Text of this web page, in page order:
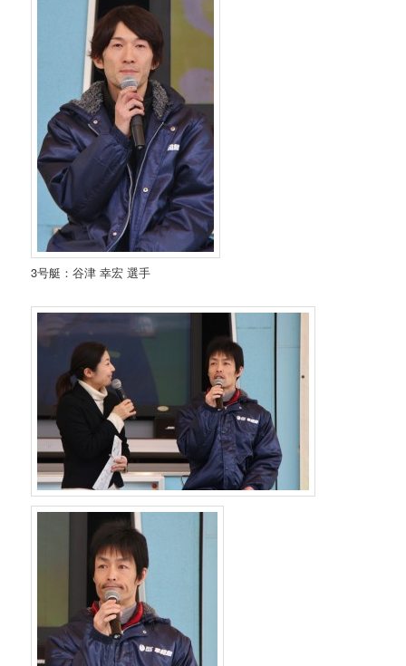
3号艇：谷津 幸宏 選手